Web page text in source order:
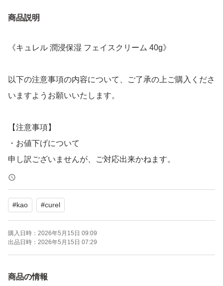
商品説明
《キュレル 潤浸保湿 フェイスクリーム 40g》
以下の注意事項の内容について、ご了承の上ご購入くださ
いますようお願いいたします。
【注意事項】
・お値下げについて
申し訳ございませんが、ご対応出来かねます。
・発送について
お支払いが完了された時点から2日以内に発送いたしま
す。
急ぎ、発送の催促はご遠慮ください。
・梱包について
#kao #curel
購入日時： 2026年5月15日 09:09
出品日時： 2026年5月15日 07:29
商品の情報